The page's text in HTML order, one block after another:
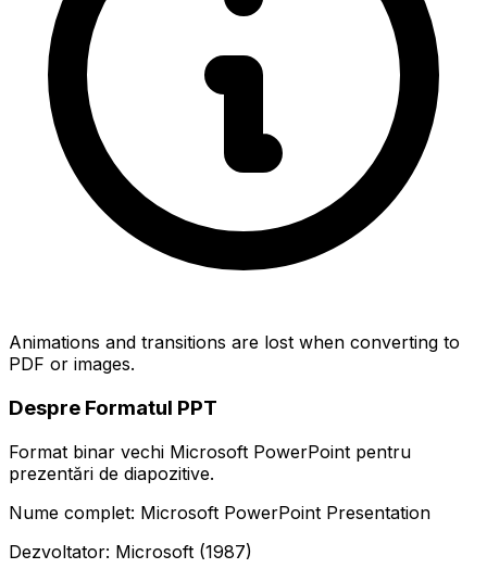
Animations and transitions are lost when converting to
PDF or images.
Despre Formatul PPT
Format binar vechi Microsoft PowerPoint pentru
prezentări de diapozitive.
Nume complet: Microsoft PowerPoint Presentation
Dezvoltator: Microsoft (1987)